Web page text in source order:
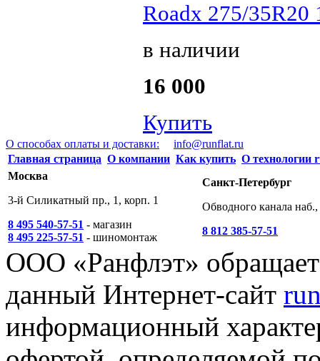
Roadx 275/
в наличии
16 000
Купить
О способах оплаты и доставки:
info@runflat.ru
Главная страница О компании Как купить О технологии
Москва
3-й Силикатный пр., 1, корп. 1
8 495 540-57-51 - магазин
8 495 225-57-51 - шиномонтаж
Санкт-Петербург
Обводного канала
8 812 385-57-51
ООО «Ранфлэт»
данный Интернет-сайт
информационный